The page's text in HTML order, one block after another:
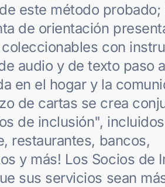
este método probado;
de orientación
con
audio y de texto paso
en el hogar y la
de cartas se crea
de inclusión", incluidos
restaurantes, bancos,
y más! Los Socios de
sus servicios sean